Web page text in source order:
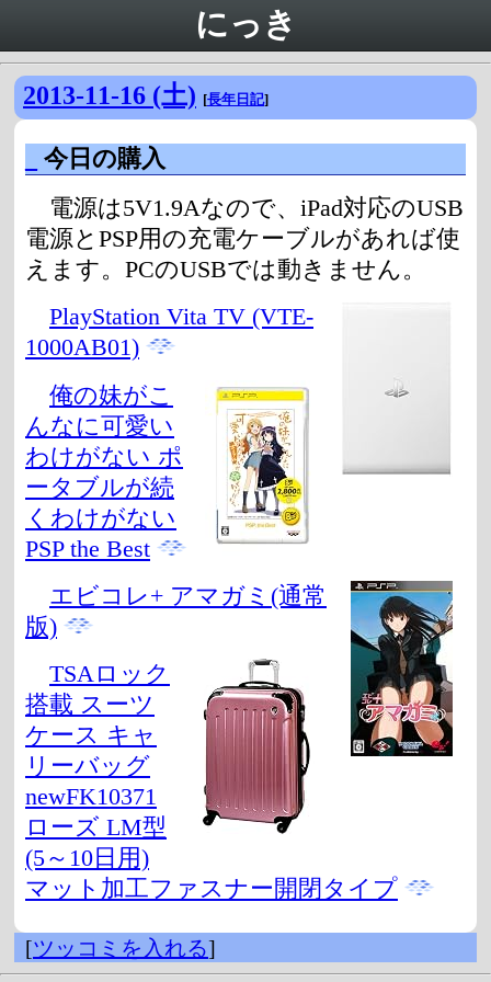
にっき
2013-11-16 (土) [長年日記]
今日の購入
電源は5V1.9Aなので、iPad対応のUSB
電源とPSP用の充電ケーブルがあれば使
えます。PCのUSBでは動きません。
PlayStation Vita TV (VTE-
1000AB01)
俺の妹がこ
んなに可愛い
わけがない ポ
ータブルが続
くわけがない
PSP the Best
エビコレ+ アマガミ(通常
版)
TSAロック
搭載 スーツ
ケース キャ
リーバッグ
newFK10371
ローズ LM型
(5～10日用)
マット加工ファスナー開閉タイプ
[ツッコミを入れる]